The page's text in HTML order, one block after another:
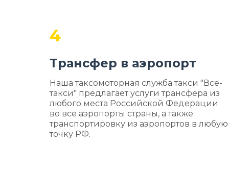
4
Трансфер в аэропорт
Наша таксомоторная служба такси "Все-
такси" предлагает услуги трансфера из
любого места Российской Федерации
во все аэропорты страны, а также
транспортировку из аэропортов в любую
точку РФ.